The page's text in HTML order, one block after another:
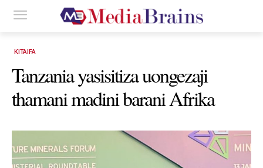
KITAIFA
Tanzania yasisitiza uongezaji
thamani madini barani Afrika